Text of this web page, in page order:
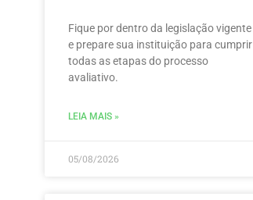
Fique por dentro da legislação vigente
e prepare sua instituição para cumprir
todas as etapas do processo
avaliativo.
LEIA MAIS »
05/08/2026